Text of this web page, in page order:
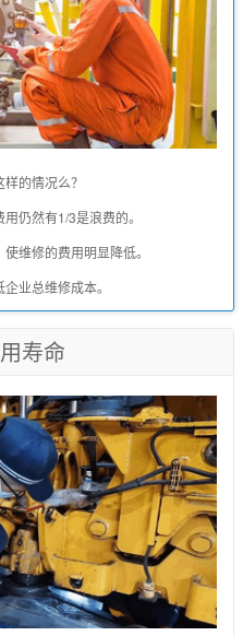
的情况么？
仍然有1/3是浪费的。
维修的费用明显降低。
业总维修成本。
寿命